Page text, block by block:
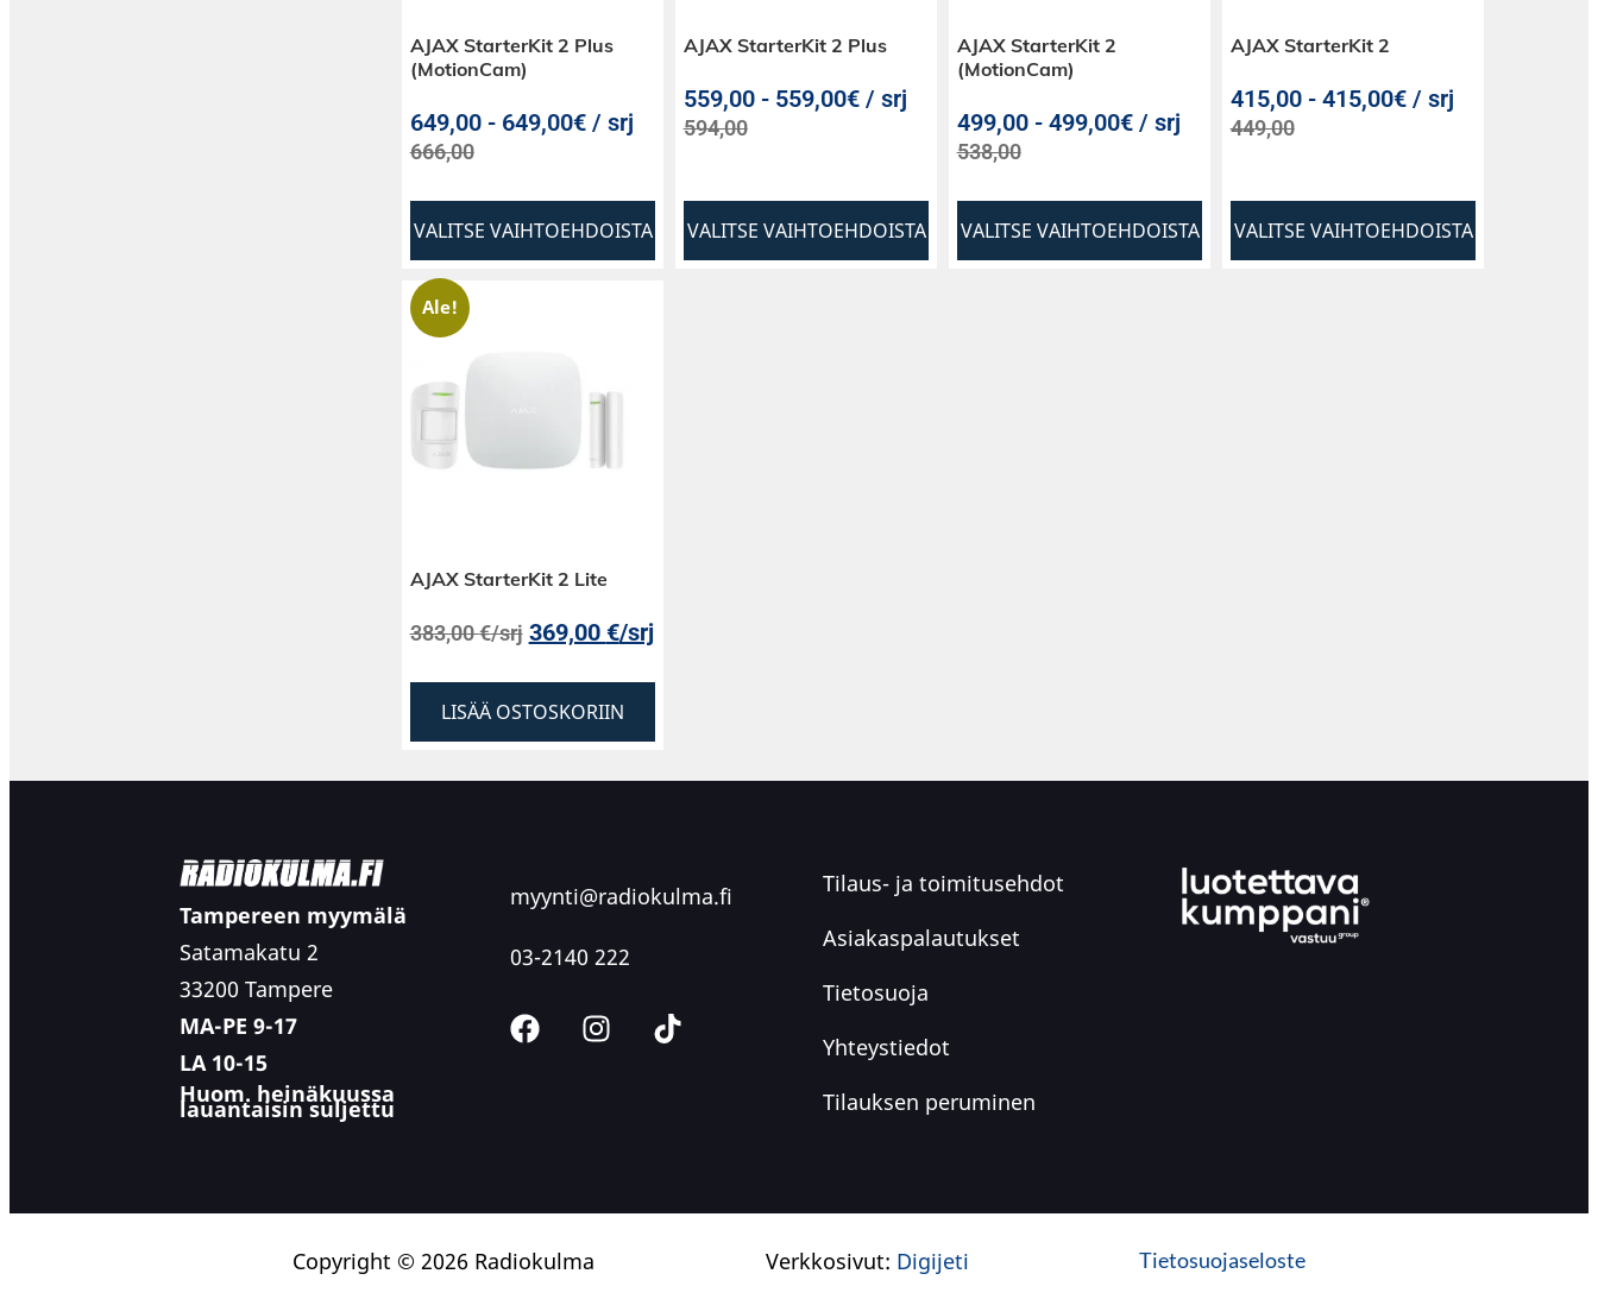
AJAX StarterKit 2 Plus
(MotionCam)
649,00- 649,00€ / srj
666,00
VALITSE VAIHTOEHDOISTA
AJAX StarterKit 2 Plus
559,00- 559,00€ / srj
594,00
VALITSE VAIHTOEHDOISTA
AJAX StarterKit 2
(MotionCam)
499,00- 499,00€ / srj
538,00
VALITSE VAIHTOEHDOISTA
AJAX StarterKit 2
415,00- 415,00€ / srj
449,00
VALITSE VAIHTOEHDOISTA
Ale!
AJAX StarterKit 2 Lite
383,00€/srj 369,00 €/srj
LISÄÄ OSTOSKORIIN
Tampereen myymälä
Satamakatu 2
33200 Tampere
MA-PE 9-17
LA 10-15
Huom. heinäkuussa
lauantaisin suljettu
myynti@radiokulma.fi
03-2140 222
Tilaus- ja toimitusehdot
Asiakaspalautukset
Tietosuoja
Yhteystiedot
Tilauksen peruminen
Copyright © 2026 Radiokulma Verkkosivut: Digijeti Tietosuojaseloste